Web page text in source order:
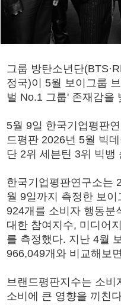
그룹 방탄소년단
정국)이 5월 보이그룹
벌 No.1 그룹' 존재감을
5월 9일 한국기업평판
드평판 2026년 5월 빅
단 2위 세븐틴 3위 빅뱅
한국기업평판연구소는
월 9일까지 측정한 보
924개를 소비자 행동분
대한 참여지수, 미디어
를 측정했다. 지난 4월
966,049개와 비교해보
브랜드평판지수는 소비
소비에 큰 영향을 끼친